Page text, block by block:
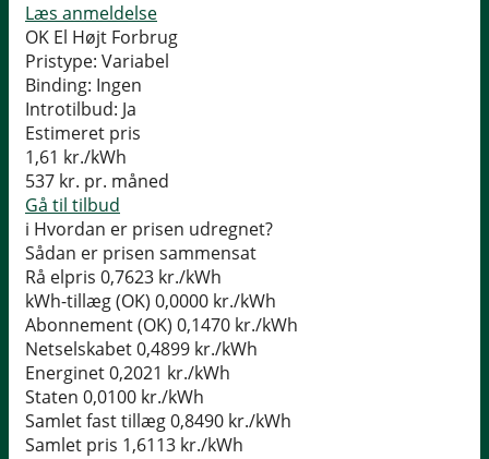
Læs anmeldelse
OK El Højt Forbrug
Pristype: Variabel
Binding: Ingen
Introtilbud: Ja
Estimeret pris
1,61 kr./kWh
537 kr. pr. måned
Gå til tilbud
i Hvordan er prisen udregnet?
Sådan er prisen sammensat
Rå elpris 0,7623 kr./kWh
kWh-tillæg (OK) 0,0000 kr./kWh
Abonnement (OK) 0,1470 kr./kWh
Netselskabet0,4899 kr./kWh
Energinet0,2021 kr./kWh
Staten 0,0100 kr./kWh
Samlet fast tillæg0,8490 kr./kWh
Samlet pris 1,6113 kr./kWh